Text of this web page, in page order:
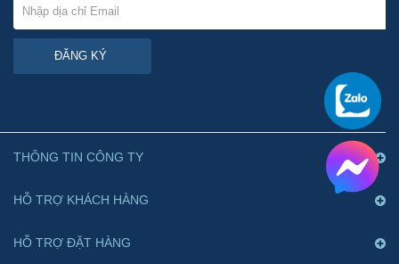
ĐĂNG KÝ
THÔNG TIN CÔNG TY
HỖ TRỢ KHÁCH HÀNG
HỖ TRỢ ĐẶT HÀNG